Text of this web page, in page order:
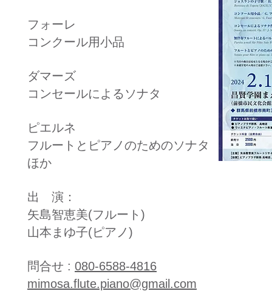
フォーレ
コンクール用小品
ダマーズ
コンセールによるソナタ
ピエルネ
フルートとピアノのためのソナタ
ほか
出 演：
​矢島智恵美(フルート)
山本まゆ子(ピアノ)​
問合せ : 080-6588-4816
mimosa.flute.piano@gmail.com